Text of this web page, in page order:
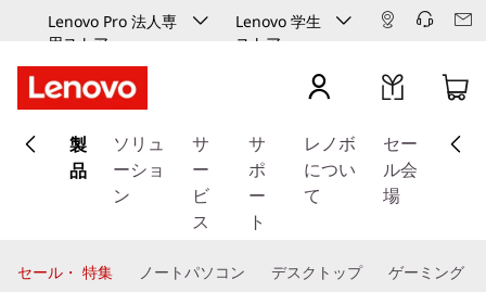
Lenovo Pro 法人専
用ストア
Lenovo 学生
ストア
イ
ン
製
品
ソリュ
ーショ
ン
サ
ー
ビ
ス
サ
ポ
ー
ト
レノボ
につい
て
セー
ル会
場
セール・ 特集 ノートパソコン デスクトップ ゲーミング